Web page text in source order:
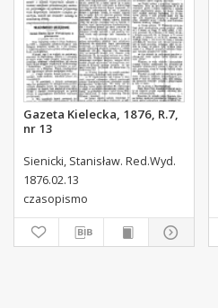
Gazeta Kielecka, 1876, R.7,
nr 13
Sienicki, Stanisław. Red.Wyd.
1876.02.13
czasopismo